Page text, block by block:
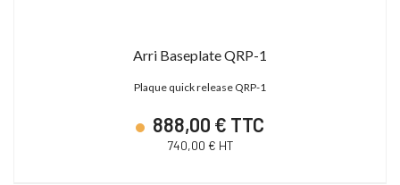
Arri Baseplate QRP-1
Plaque quick release QRP-1
888,00 € TTC
740,00 € HT